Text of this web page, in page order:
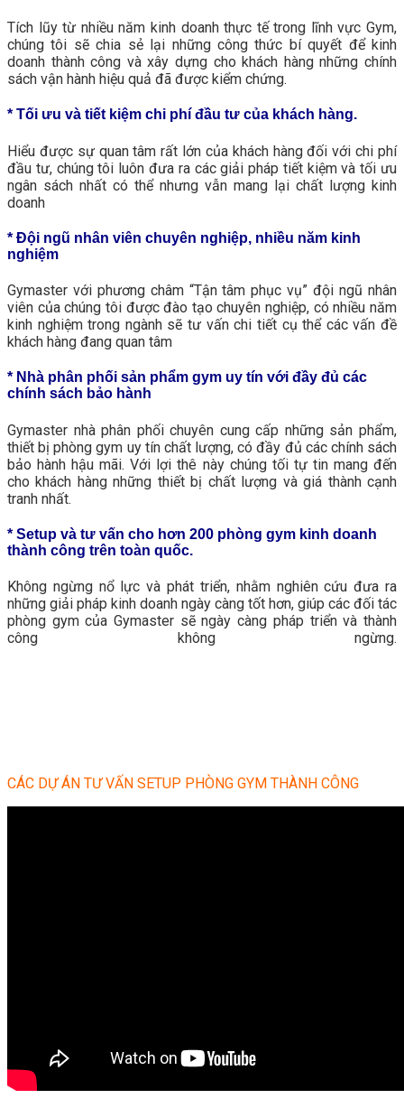
Tích lũy từ nhiều năm kinh doanh thực tế trong lĩnh vực Gym,
chúng tôi sẽ chia sẻ lại những công thức bí quyết để kinh
doanh thành công và xây dựng cho khách hàng những chính
sách vận hành hiệu quả đã được kiểm chứng.
* Tối ưu và tiết kiệm chi phí đầu tư của khách hàng.
Hiểu được sự quan tâm rất lớn của khách hàng đối với chi phí
đầu tư, chúng tôi luôn đưa ra các giải pháp tiết kiệm và tối ưu
ngân sách nhất có thể nhưng vẫn mang lại chất lượng kinh
doanh
* Đội ngũ nhân viên chuyên nghiệp, nhiều năm kinh
nghiệm
Gymaster với phương châm “Tận tâm phục vụ” đội ngũ nhân
viên của chúng tôi được đào tạo chuyên nghiệp, có nhiều năm
kinh nghiệm trong ngành sẽ tư vấn chi tiết cụ thể các vấn đề
khách hàng đang quan tâm
* Nhà phân phối sản phẩm gym uy tín với đầy đủ các
chính sách bảo hành
Gymaster nhà phân phối chuyên cung cấp những sản phẩm,
thiết bị phòng gym uy tín chất lượng, có đầy đủ các chính sách
bảo hành hậu mãi. Với lợi thê này chúng tối tự tin mang đến
cho khách hàng những thiết bị chất lượng và giá thành cạnh
tranh nhất.
* Setup và tư vấn cho hơn 200 phòng gym kinh doanh
thành công trên toàn quốc.
Không ngừng nổ lực và phát triển, nhằm nghiên cứu đưa ra
những giải pháp kinh doanh ngày càng tốt hơn, giúp các đối tác
phòng gym của Gymaster sẽ ngày càng pháp triển và thành
công không ngừng.
CÁC DỰ ÁN TƯ VẤN SETUP PHÒNG GYM THÀNH CÔNG